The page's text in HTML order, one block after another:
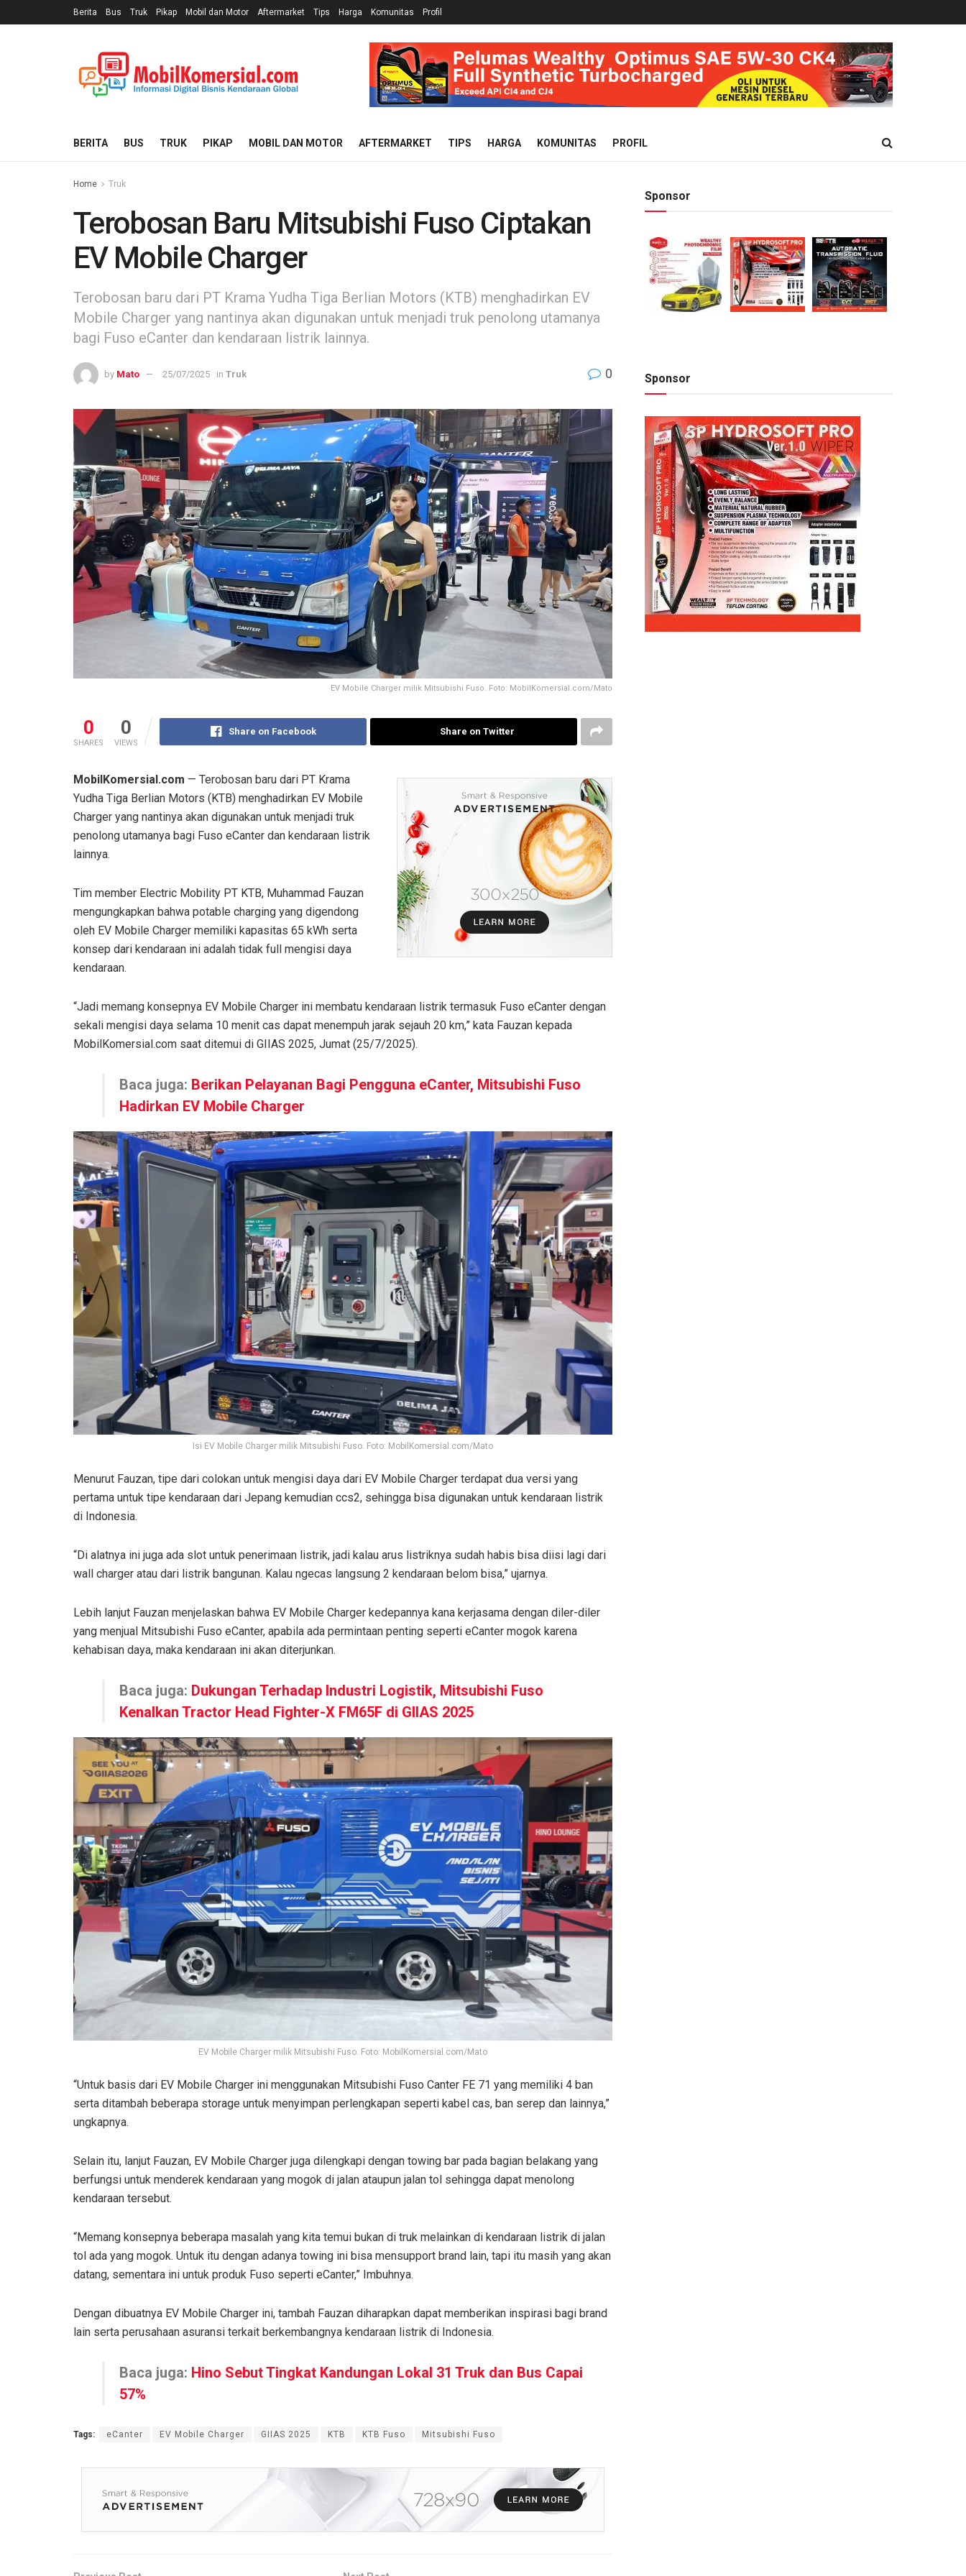
Berita Bus Truk Pikap Mobil dan Motor Aftermarket Tips Harga Komunitas Profil
BERITA BUS TRUK PIKAP MOBIL DAN MOTOR AFTERMARKET TIPS HARGA KOMUNITAS PROFIL
Home Truk
Terobosan Baru Mitsubishi Fuso Ciptakan
EV Mobile Charger
Terobosan baru dari PT Krama Yudha Tiga Berlian Motors (KTB) menghadirkan EV
Mobile Charger yang nantinya akan digunakan untuk menjadi truk penolong utamanya
bagi Fuso eCanter dan kendaraan listrik lainnya.
by Mato 25/07/2025 in Truk 0
EV Mobile Charger milik Mitsubishi Fuso. Foto: MobilKomersial.com/Mato
0
SHARES
0
VIEWS
Share on Facebook Share on Twitter
MobilKomersial.com — Terobosan baru dari PT Krama
Yudha Tiga Berlian Motors (KTB) menghadirkan EV Mobile
Charger yang nantinya akan digunakan untuk menjadi truk
penolong utamanya bagi Fuso eCanter dan kendaraan listrik
lainnya.
Tim member Electric Mobility PT KTB, Muhammad Fauzan
mengungkapkan bahwa potable charging yang digendong
oleh EV Mobile Charger memiliki kapasitas 65 kWh serta
konsep dari kendaraan ini adalah tidak full mengisi daya
kendaraan.
“Jadi memang konsepnya EV Mobile Charger ini membatu kendaraan listrik termasuk Fuso eCanter dengan
sekali mengisi daya selama 10 menit cas dapat menempuh jarak sejauh 20 km,” kata Fauzan kepada
MobilKomersial.com saat ditemui di GIIAS 2025, Jumat (25/7/2025).
Baca juga: Berikan Pelayanan Bagi Pengguna eCanter, Mitsubishi Fuso
Hadirkan EV Mobile Charger
Isi EV Mobile Charger milik Mitsubishi Fuso. Foto: MobilKomersial.com/Mato
Menurut Fauzan, tipe dari colokan untuk mengisi daya dari EV Mobile Charger terdapat dua versi yang
pertama untuk tipe kendaraan dari Jepang kemudian ccs2, sehingga bisa digunakan untuk kendaraan listrik
di Indonesia.
“Di alatnya ini juga ada slot untuk penerimaan listrik, jadi kalau arus listriknya sudah habis bisa diisi lagi dari
wall charger atau dari listrik bangunan. Kalau ngecas langsung 2 kendaraan belom bisa,” ujarnya.
Lebih lanjut Fauzan menjelaskan bahwa EV Mobile Charger kedepannya kana kerjasama dengan diler-diler
yang menjual Mitsubishi Fuso eCanter, apabila ada permintaan penting seperti eCanter mogok karena
kehabisan daya, maka kendaraan ini akan diterjunkan.
Baca juga: Dukungan Terhadap Industri Logistik, Mitsubishi Fuso
Kenalkan Tractor Head Fighter-X FM65F di GIIAS 2025
EV Mobile Charger milik Mitsubishi Fuso. Foto: MobilKomersial.com/Mato
“Untuk basis dari EV Mobile Charger ini menggunakan Mitsubishi Fuso Canter FE 71 yang memiliki 4 ban
serta ditambah beberapa storage untuk menyimpan perlengkapan seperti kabel cas, ban serep dan lainnya,”
ungkapnya.
Selain itu, lanjut Fauzan, EV Mobile Charger juga dilengkapi dengan towing bar pada bagian belakang yang
berfungsi untuk menderek kendaraan yang mogok di jalan ataupun jalan tol sehingga dapat menolong
kendaraan tersebut.
“Memang konsepnya beberapa masalah yang kita temui bukan di truk melainkan di kendaraan listrik di jalan
tol ada yang mogok. Untuk itu dengan adanya towing ini bisa mensupport brand lain, tapi itu masih yang akan
datang, sementara ini untuk produk Fuso seperti eCanter,” Imbuhnya.
Dengan dibuatnya EV Mobile Charger ini, tambah Fauzan diharapkan dapat memberikan inspirasi bagi brand
lain serta perusahaan asuransi terkait berkembangnya kendaraan listrik di Indonesia.
Baca juga: Hino Sebut Tingkat Kandungan Lokal 31 Truk dan Bus Capai
57%
Tags: eCanter EV Mobile Charger GIIAS 2025 KTB KTB Fuso Mitsubishi Fuso
Sponsor
Sponsor